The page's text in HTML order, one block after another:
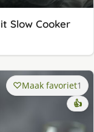
Slow Cooker
Maak favoriet1
👍